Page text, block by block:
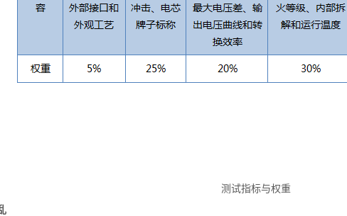
测试指标与权重